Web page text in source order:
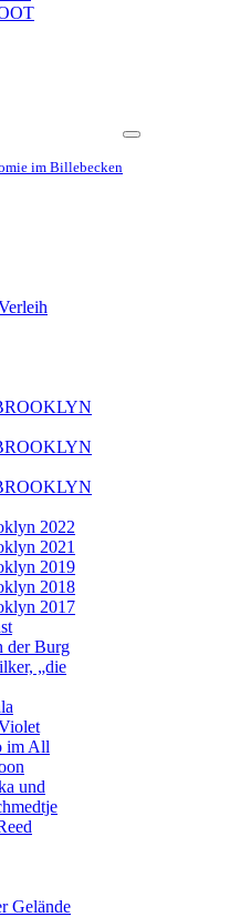
im Billebecken
Navigationsmenü
2022
2021
2019
2018
2017
der Burg
„die
im All
und
Gelände